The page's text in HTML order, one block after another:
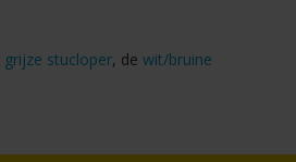
grijze stucloper, de wit/bruine